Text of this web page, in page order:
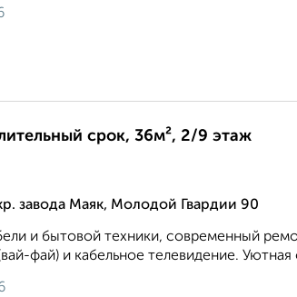
срок, 36м², 2/9 этаж
завода Маяк, Молодой Гвардии 90
и бытовой техники, современный
фай) и кабельное телевидение. Уютная